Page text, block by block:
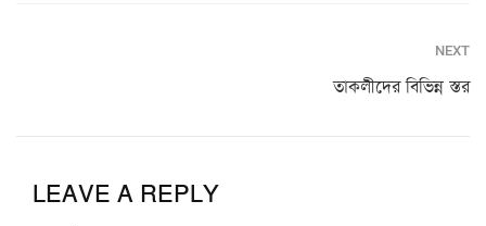
NEXT
তাকলীদের বিভিন্ন স্তর
LEAVE A REPLY